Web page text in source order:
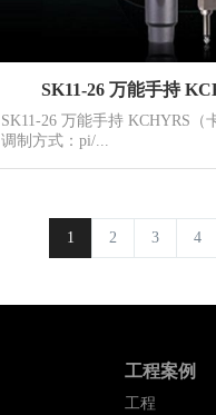
SK11-26 万能手持
SK11-26 万能手持 KCHYRS（
调制方式：pi/...
1 2 3 4
工程案例
工程